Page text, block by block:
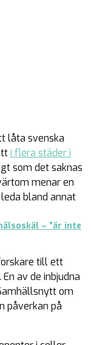
låta svenska
i flera städer i
som det saknas
menar en
bland annat
– ”är inte
till ett
. En av de inbjudna
om
påverkan på